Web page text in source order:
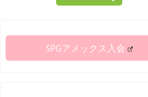
SPGアメックス入会